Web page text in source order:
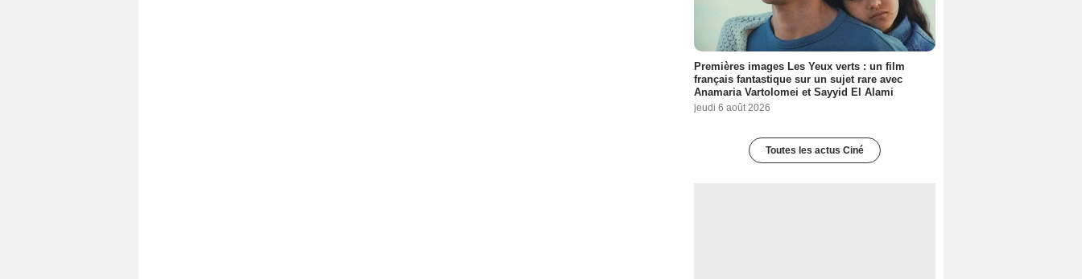
Premières images Les Yeux verts : un film
français fantastique sur un sujet rare avec
Anamaria Vartolomei et Sayyid El Alami
jeudi 6 août 2026
Toutes les actus Ciné